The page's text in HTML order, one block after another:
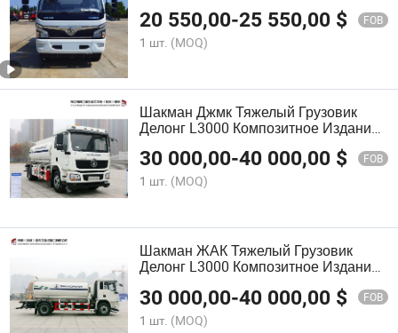
20 550,00-25 550,00 $ FOB
1 шт. (MOQ)
Шакман Джмк Тяжелый Грузовик
Делонг L3000 Композитное Издание
245HP 4X2 Поливомоечный Грузовик
30 000,00-40 000,00 $ FOB
1 шт. (MOQ)
Шакман ЖАК Тяжелый Грузовик
Делонг L3000 Композитное Издание
30 000,00-40 000,00 $ FOB
1 шт. (MOQ)